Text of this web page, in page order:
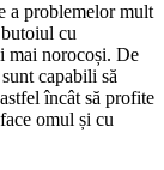
a problemelor mult
cu
mai norocoși. De
capabili să
încât să profite
omul și cu